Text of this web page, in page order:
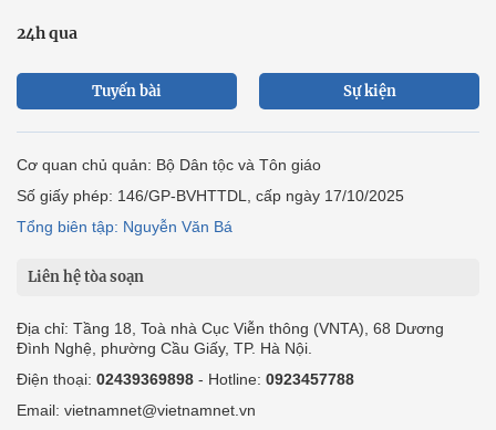
24h qua
Tuyến bài Sự kiện
Cơ quan chủ quản: Bộ Dân tộc và Tôn giáo
Số giấy phép: 146/GP-BVHTTDL, cấp ngày 17/10/2025
Tổng biên tập: Nguyễn Văn Bá
Liên hệ tòa soạn
Địa chỉ: Tầng 18, Toà nhà Cục Viễn thông (VNTA), 68 Dương
Đình Nghệ, phường Cầu Giấy, TP. Hà Nội.
Điện thoại: 02439369898 - Hotline: 0923457788
Email: vietnamnet@vietnamnet.vn